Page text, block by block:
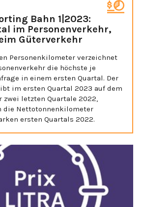
Bahn 1|2023:
im Personenverkehr,
Güterverkehr
Personenkilometer verzeichnet
die höchste je
in einem ersten Quartal. Der
im ersten Quartal 2023 auf dem
zwei letzten Quartale 2022,
Nettotonnenkilometer
ersten Quartals 2022.